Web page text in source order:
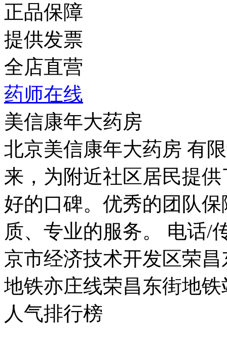
正品保障
提供发票
全店直营
药师在线
美信康年大药房
北京美信康年大药房 有
来，为附近社区居民提
好的口碑。优秀的团队
质、专业的服务。 电话/
京市经济技术开发区荣
地铁亦庄线荣昌东街地
人气排行榜